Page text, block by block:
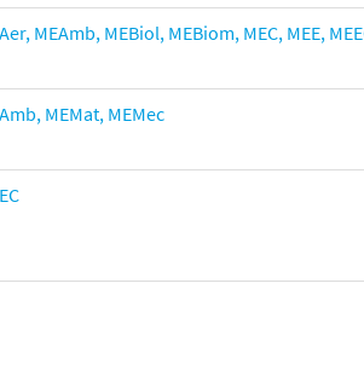
, MEAmb, MEBiol, MEBiom, MEC, MEE,
MEMat, MEMec